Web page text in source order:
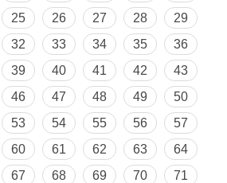
25 26 27 28
29
32 33 34 35
36
39 40 41 42
43
46 47 48 49
50
53 54 55 56
57
60 61 62 63
64
67 68 69 70
71